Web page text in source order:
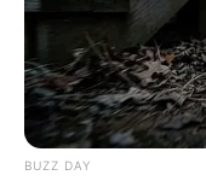
VEJA A
11. Soldado
BUZZ DAY